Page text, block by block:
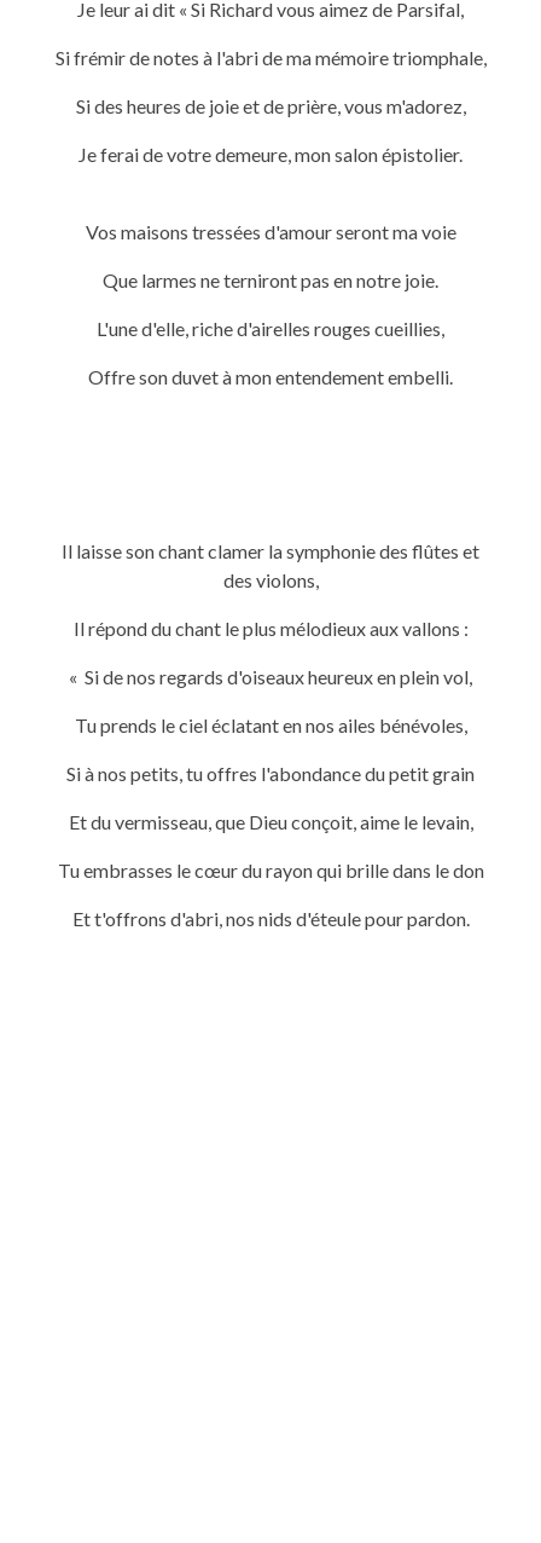
Je leur ai dit « Si Richard vous aimez de Parsifal,
Si frémir de notes à l'abri de ma mémoire triomphale,
Si des heures de joie et de prière, vous m'adorez,
Je ferai de votre demeure, mon salon épistolier.
Vos maisons tressées d'amour seront ma voie
Que larmes ne terniront pas en notre joie.
L'une d'elle, riche d'airelles rouges cueillies,
Offre son duvet à mon entendement embelli.
Il laisse son chant clamer la symphonie des flûtes et
des violons,
Il répond du chant le plus mélodieux aux vallons :
« Si de nos regards d'oiseaux heureux en plein vol,
Tu prends le ciel éclatant en nos ailes bénévoles,
Si à nos petits, tu offres l'abondance du petit grain
Et du vermisseau, que Dieu conçoit, aime le levain,
Tu embrasses le cœur du rayon qui brille dans le don
Et t'offrons d'abri, nos nids d'éteule pour pardon.